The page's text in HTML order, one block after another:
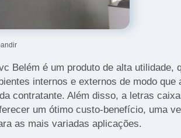
Belém é um produto de alta utilidade,
internos e externos de modo que
contratante. Além disso, a letras
um ótimo custo-benefício, uma
as mais variadas aplicações.